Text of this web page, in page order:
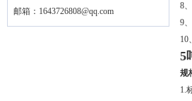
邮箱： 1643726808@qq.com
8
9
10
5
规
1.